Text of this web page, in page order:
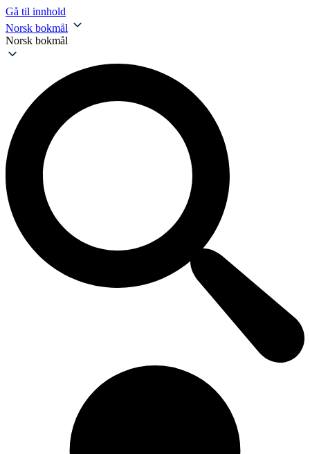
Gå til innhold
Norsk bokmål
Norsk bokmål